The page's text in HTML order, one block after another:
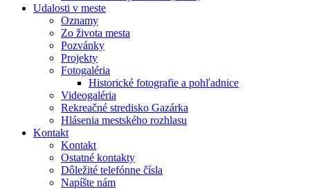
Udalosti v meste
Oznamy
Zo života mesta
Pozvánky
Projekty
Fotogaléria
Historické fotografie a pohľadnice
Videogaléria
Rekreačné stredisko Gazárka
Hlásenia mestského rozhlasu
Kontakt
Kontakt
Ostatné kontakty
Dôležité telefónne čísla
Napíšte nám